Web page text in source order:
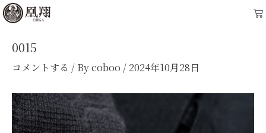
内
容
0015
コメントする / Bycoboo / 2024年10月28日
Post
navigation